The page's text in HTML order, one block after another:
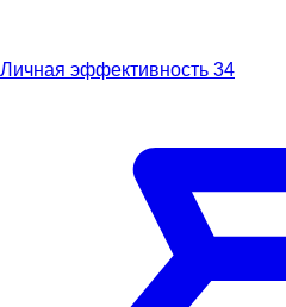
Личная эффективность 34